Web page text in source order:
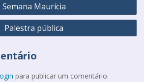
Semana Maurícia
Palestra pública
para publicar um comentário.